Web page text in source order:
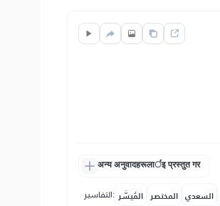
अन्य अनुवादहरूलार्इ प्रस्तुत गर
التفاسير: المُيسَّر المختصر السعدي